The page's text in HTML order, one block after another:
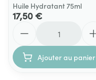
Huile Hydratant 75ml
17,50 €
Ajouter au panier